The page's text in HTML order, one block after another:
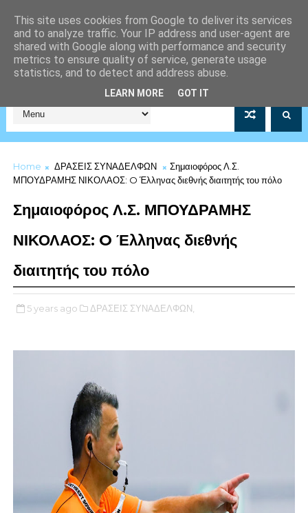
Home ΔΡΑΣΕΙΣ ΣΥΝΑΔΕΛΦΩΝ
Σημαιοφόρος Λ.Σ.
ΜΠΟΥΔΡΑΜΗΣ ΝΙΚΟΛΑΟΣ: O Έλληνας διεθνής διαιτητής του πόλο
Σημαιοφόρος Λ.Σ. ΜΠΟΥΔΡΑΜΗΣ
ΝΙΚΟΛΑΟΣ: O Έλληνας διεθνής
διαιτητής του πόλο
5 years ago ΔΡΑΣΕΙΣ ΣΥΝΑΔΕΛΦΩΝ,
This site uses cookies from Google to deliver its services
and to analyze traffic. Your IP address and user-agent are
shared with Google along with performance and security
metrics to ensure quality of service, generate usage
statistics, and to detect and address abuse.
LEARN MORE GOT IT